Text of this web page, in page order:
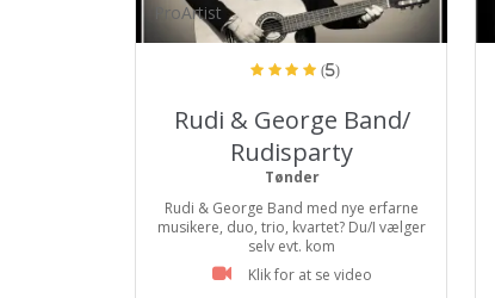
ProArtist
(5)
Rudi & George Band/
Rudisparty
Tønder
Rudi & George Band med nye erfarne
musikere, duo, trio, kvartet? Du/I vælger
selv evt. kom
Klik for at se video